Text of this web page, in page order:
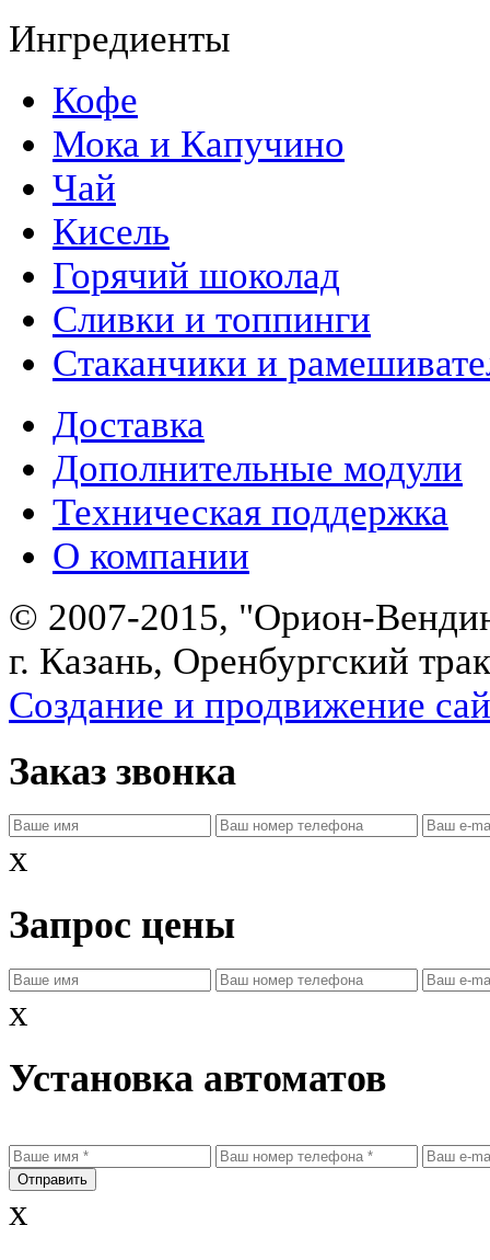
Ингредиенты
Кофе
Мока и Капучино
Чай
Кисель
Горячий шоколад
Сливки и топпинги
Стаканчики и
Доставка
Дополнительные модули
Техническая поддержка
О компании
© 2007-2015, "Орион-
г. Казань, Оренбургский
Создание и продвижение
Заказ звонка
x
Запрос цены
x
Установка автоматов
x